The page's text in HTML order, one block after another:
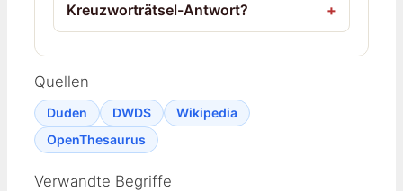
Kreuzworträtsel-Antwort?
Quellen
Duden DWDS
Wikipedia
OpenThesaurus
Verwandte Begriffe